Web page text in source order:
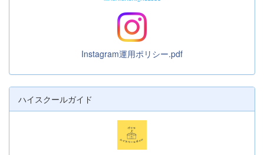
Instagram運用ポリシー.pdf
ハイスクールガイド